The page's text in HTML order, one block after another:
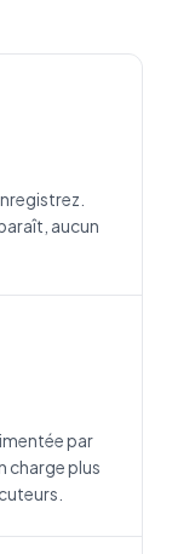
aucun
par
charge plus